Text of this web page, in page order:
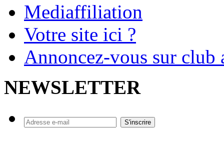
Mediaffiliation
Votre site ici ?
Annoncez-vous sur
NEWSLETTER